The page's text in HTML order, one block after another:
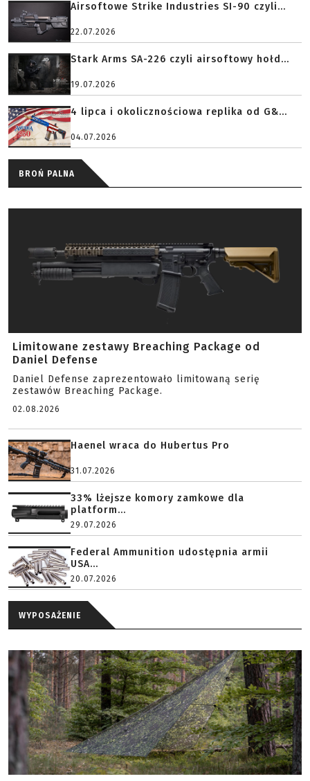
Airsoftowe Strike Industries SI-90 czyli...
22.07.2026
Stark Arms SA-226 czyli airsoftowy hołd...
19.07.2026
4 lipca i okolicznościowa replika od G&...
04.07.2026
BROŃ PALNA
Limitowane zestawy Breaching Package od
Daniel Defense
Daniel Defense zaprezentowało limitowaną serię
zestawów Breaching Package.
02.08.2026
Haenel wraca do Hubertus Pro
31.07.2026
33% lżejsze komory zamkowe dla
platform...
29.07.2026
Federal Ammunition udostępnia armii
USA...
20.07.2026
WYPOSAŻENIE